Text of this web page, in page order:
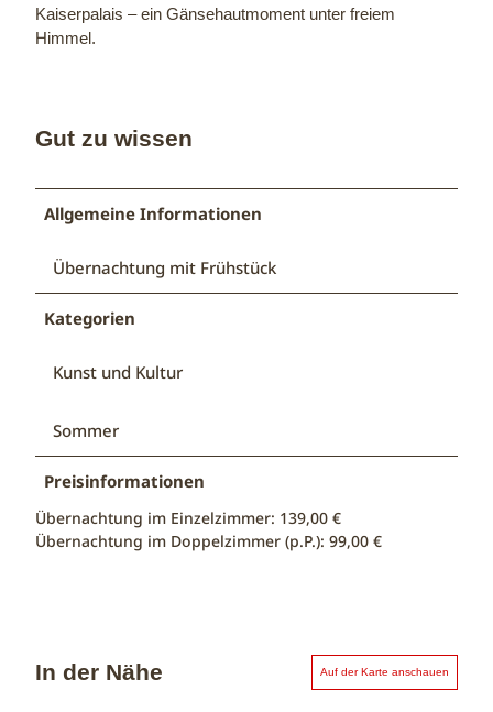
Kaiserpalais – ein Gänsehautmoment unter freiem
Himmel.
Gut zu wissen
Allgemeine Informationen
Übernachtung mit Frühstück
Kategorien
Kunst und Kultur
Sommer
Preisinformationen
Übernachtung im Einzelzimmer: 139,00 €
Übernachtung im Doppelzimmer (p.P.): 99,00 €
In der Nähe Auf der Karte anschauen